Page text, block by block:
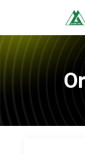
content